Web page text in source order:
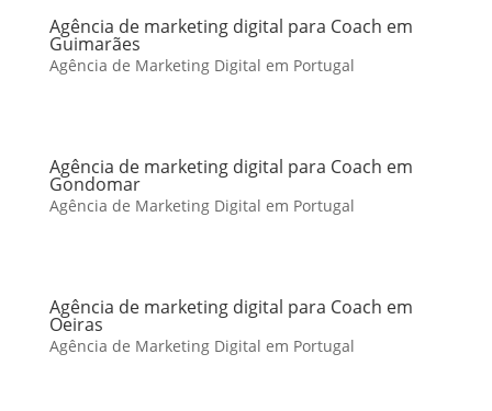
Agência de marketing digital para Coach em
Guimarães
Agência de Marketing Digital em Portugal
Agência de marketing digital para Coach em
Gondomar
Agência de Marketing Digital em Portugal
Agência de marketing digital para Coach em
Oeiras
Agência de Marketing Digital em Portugal